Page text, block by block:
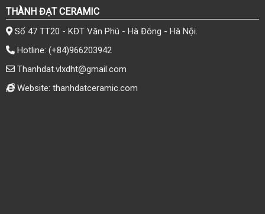
THÀNH ĐẠT CERAMIC
Số 47 TT20 - KĐT Văn Phú - Hà Đông - Hà Nội.
Hotline: (+84)966203942
Thanhdat.vlxdht@gmail.com
Website: thanhdatceramic.com